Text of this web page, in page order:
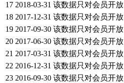
17 2018-03-31 该数据只对会员开放
18 2017-12-31 该数据只对会员开放
19 2017-09-30 该数据只对会员开放
20 2017-06-30 该数据只对会员开放
21 2017-03-31 该数据只对会员开放
22 2016-12-31 该数据只对会员开放
23 2016-09-30 该数据只对会员开放